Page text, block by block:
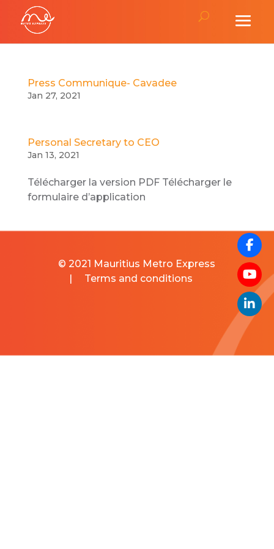
Press Communique- Cavadee
Jan 27, 2021
Personal Secretary to CEO
Jan 13, 2021
Télécharger la version PDF Télécharger le
formulaire d’application
© 2021 Mauritius Metro Express
|
Terms and conditions